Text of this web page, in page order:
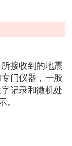
接收到的地震
门仪器，一般
记录和微机处